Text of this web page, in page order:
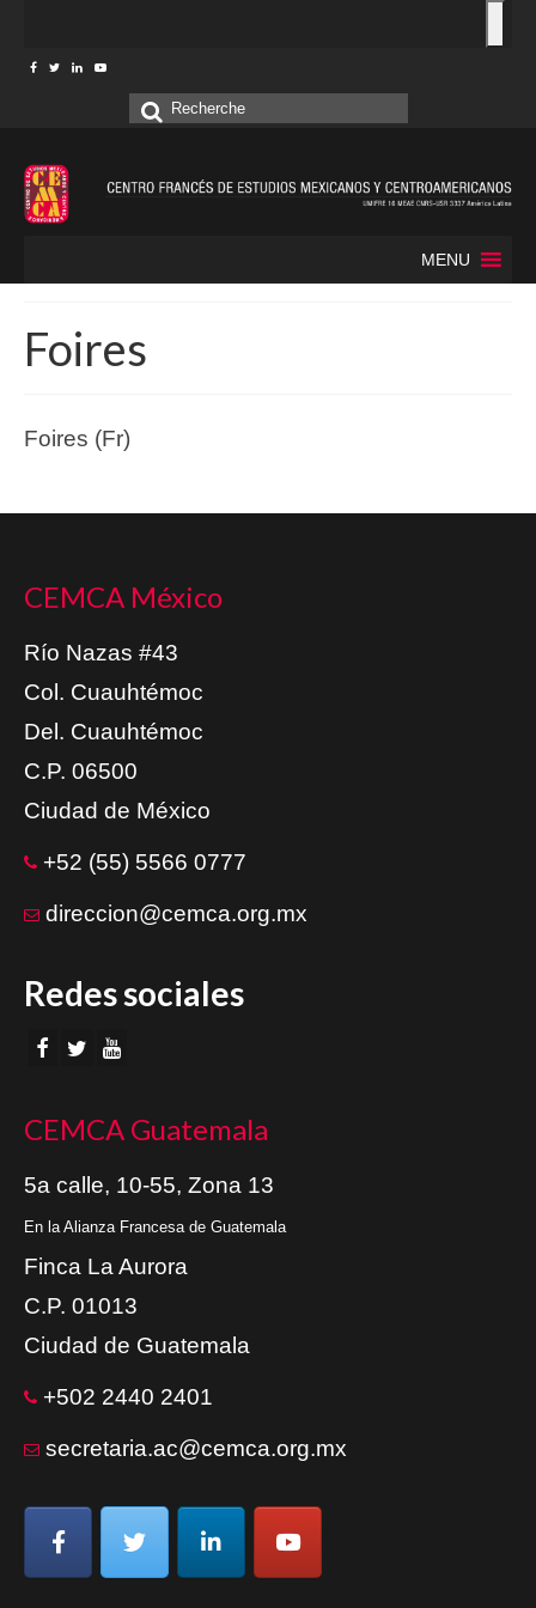
Rechercher
MENU
Foires
Foires (Fr)
CEMCA México
Río Nazas #43
Col. Cuauhtémoc
Del. Cuauhtémoc
C.P. 06500
Ciudad de México
+52 (55) 5566 0777
direccion@cemca.org.mx
Redes sociales
CEMCA Guatemala
5a calle, 10-55, Zona 13
En la Alianza Francesa de Guatemala
Finca La Aurora
C.P. 01013
Ciudad de Guatemala
+502 2440 2401
secretaria.ac@cemca.org.mx